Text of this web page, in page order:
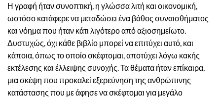
Η γραφή ήταν συνοπτική, η γλώσσα λιτή και οικονομική,
ωστόσο κατάφερε να μεταδώσει ένα βάθος συναισθήματος
και νόημα που ήταν κάτι λιγότερο από αξιοσημείωτο.
Δυστυχώς, όχι κάθε βιβλίο μπορεί να επιτύχει αυτό, και
κάποια, όπως το οποίο σκέφτομαι, αποτύχει λόγω κακής
εκτέλεσης και έλλειψης συνοχής. Τα θέματα ήταν επίκαιρα,
μια σκέψη που προκαλεί εξερεύνηση της ανθρώπινης
κατάστασης που με άφησε να σκέφτομαι για μεγάλο